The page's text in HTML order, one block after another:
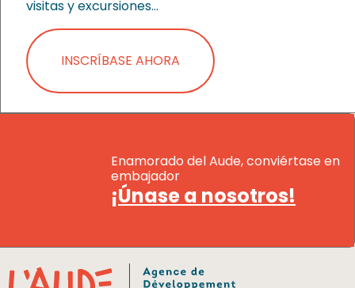
visitas y excursiones…
INSCRÍBASE AHORA
Enamorado del Aude, conviértase en
embajador
¡Únase a nosotros!